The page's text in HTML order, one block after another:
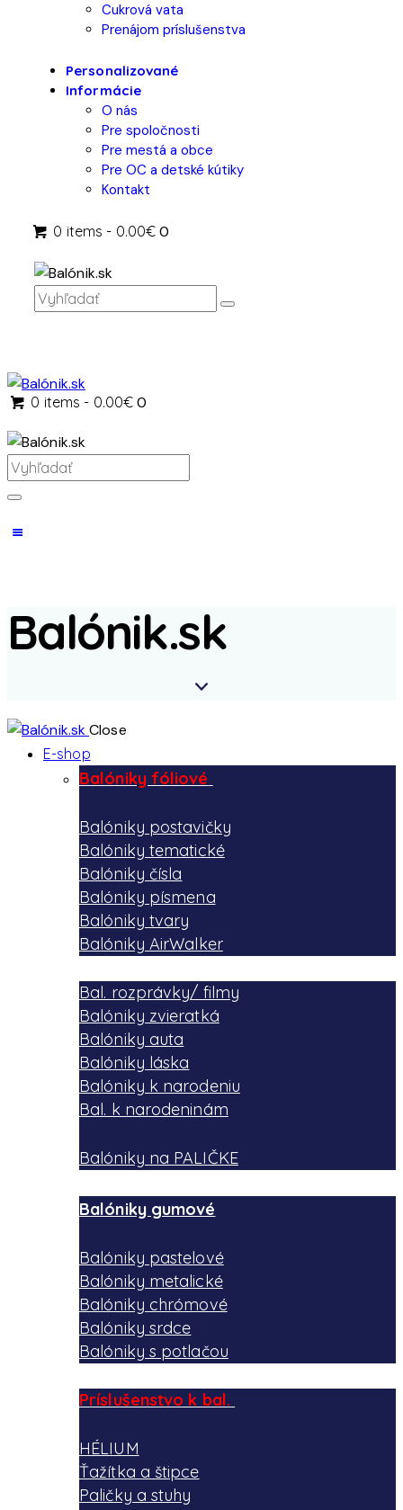
Cukrová vata
Prenájom príslušenstva
Personalizované
Informácie
O nás
Pre spoločnosti
Pre mestá a obce
Pre OC a detské kútiky
Kontakt
0 items - 0.00€ 0
0 items - 0.00€ 0
Balónik.sk
Close
E-shop
Balóniky fóliové
Balóniky postavičky
Balóniky tematické
Balóniky čísla
Balóniky písmena
Balóniky tvary
Balóniky AirWalker
Bal. rozprávky/ filmy
Balóniky zvieratká
Balóniky auta
Balóniky láska
Balóniky k narodeniu
Bal. k narodeninám
Balóniky na PALIČKE
Balóniky gumové
Balóniky pastelové
Balóniky metalické
Balóniky chrómové
Balóniky srdce
Balóniky s potlačou
Príslušenstvo k bal.
HÉLIUM
Ťažítka a štipce
Paličky a stuhy